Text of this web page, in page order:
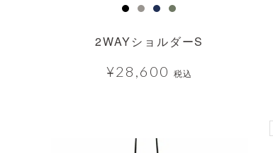
2WAYショルダーS
¥28,600 税込